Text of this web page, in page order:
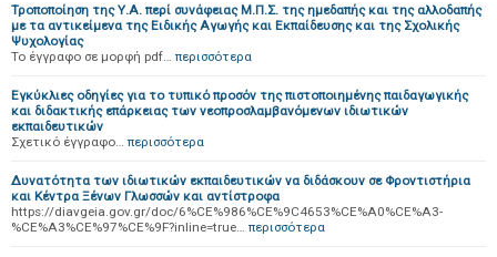
Τροποποίηση της Υ.Α. περί συνάφειας Μ.Π.Σ. της ημεδαπής και της αλλοδαπής
με τα αντικείμενα της Ειδικής Αγωγής και Εκπαίδευσης και της Σχολικής
Ψυχολογίας
Το έγγραφο σε μορφή pdf… περισσότερα
Εγκύκλιες οδηγίες για το τυπικό προσόν της πιστοποιημένης παιδαγωγικής
και διδακτικής επάρκειας των νεοπροσλαμβανόμενων ιδιωτικών
εκπαιδευτικών
Σχετικό έγγραφο… περισσότερα
Δυνατότητα των ιδιωτικών εκπαιδευτικών να διδάσκουν σε Φροντιστήρια
και Κέντρα Ξένων Γλωσσών και αντίστροφα
https://diavgeia.gov.gr/doc/6%CE%986%CE%9C4653%CE%A0%CE%A3-
%CE%A3%CE%97%CE%9F?inline=true… περισσότερα